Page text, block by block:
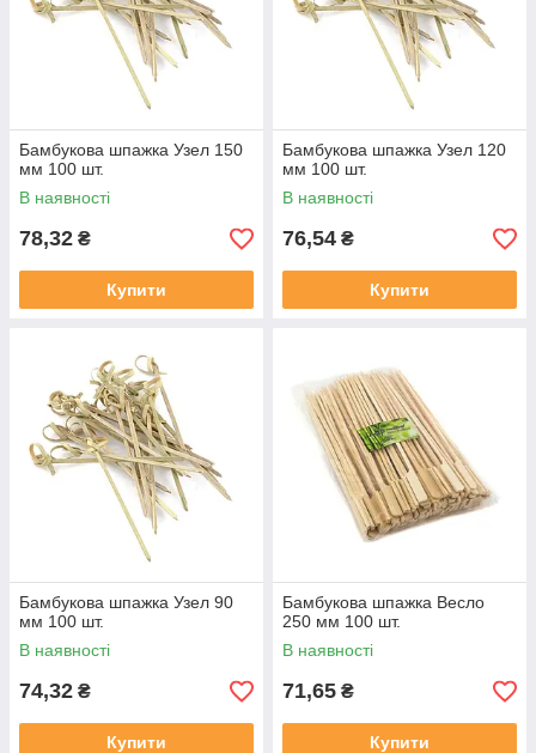
Бамбукова шпажка Узел 150
мм 100 шт.
В наявності
78,32 ₴
Купити
Бамбукова шпажка Узел 120
мм 100 шт.
В наявності
76,54 ₴
Купити
Бамбукова шпажка Узел 90
мм 100 шт.
В наявності
74,32 ₴
Купити
Бамбукова шпажка Весло
250 мм 100 шт.
В наявності
71,65 ₴
Купити